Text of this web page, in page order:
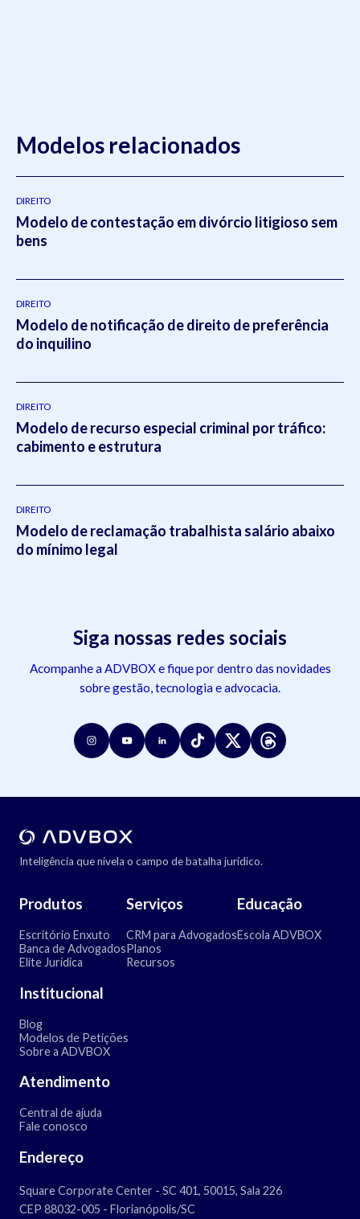
Modelos relacionados
DIREITO
Modelo de contestação em divórcio litigioso sem
bens
DIREITO
Modelo de notificação de direito de preferência
do inquilino
DIREITO
Modelo de recurso especial criminal por tráfico:
cabimento e estrutura
DIREITO
Modelo de reclamação trabalhista salário abaixo
do mínimo legal
Siga nossas redes sociais
Acompanhe a ADVBOX e fique por dentro das novidades
sobre gestão, tecnologia e advocacia.
Inteligência que nivela o campo de batalha jurídico.
Produtos
Escritório Enxuto
Banca de Advogados
Elite Jurídica
Serviços
CRM para Advogados
Planos
Recursos
Educação
Escola ADVBOX
Institucional
Blog
Modelos de Petições
Sobre a ADVBOX
Atendimento
Central de ajuda
Fale conosco
Endereço
Square Corporate Center - SC 401, 50015, Sala 226
CEP 88032-005 - Florianópolis/SC